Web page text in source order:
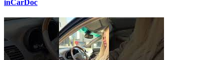
inCarDoc